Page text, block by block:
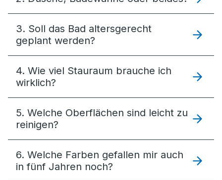
3. Soll das Bad altersgerecht
geplant werden?
4. Wie viel Stauraum brauche ich
wirklich?
5. Welche Oberflächen sind leicht zu
reinigen?
6. Welche Farben gefallen mir auch
in fünf Jahren noch?